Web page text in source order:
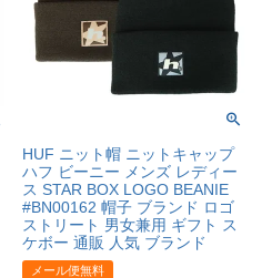
HUF ニット帽 ニットキャップ
ハフ ビーニー メンズ レディー
ス STAR BOX LOGO BEANIE
#BN00162 帽子 ブランド ロゴ
ストリート 男女兼用 ギフト ス
ケボー 通販 人気 ブランド
メール便無料